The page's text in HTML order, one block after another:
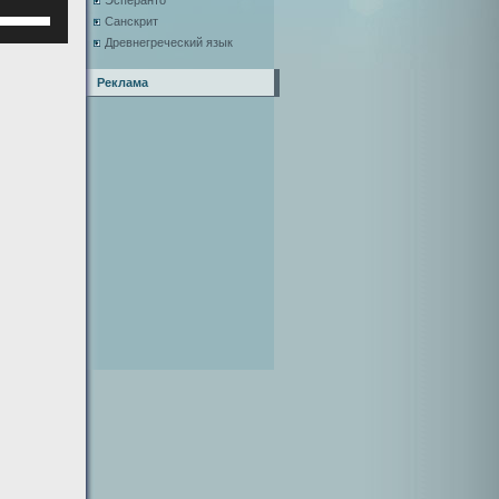
Санскрит
Древнегреческий язык
Реклама